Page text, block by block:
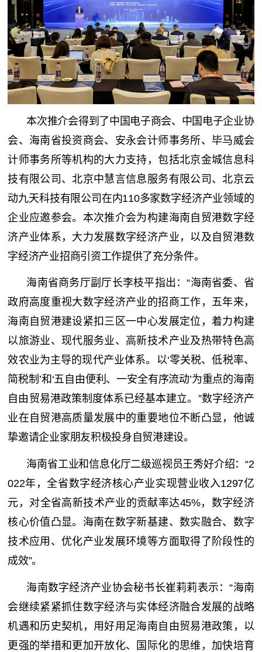
本次推介会得到了中国电子商会、中国电子企业协
会、海南省投资商会、安永会计师事务所、毕马威会
计师事务所等机构的大力支持，包括北京金城信息科
技有限公司、北京中慧言信息服务有限公司、北京云
动九天科技有限公司在内110多家数字经济产业领域的
企业应邀参会。本次推介会为构建海南自贸港数字经
济产业体系，大力发展数字经济产业，以及自贸港数
字经济产业招商引资工作提供了充分条件。
海南省商务厅副厅长李枝平指出：“海南省委、省
政府高度重视大数字经济产业的招商工作，五年来，
海南自贸港建设紧扣三区一中心发展定位，着力构建
以旅游业、现代服务业、高新技术产业及热带特色高
效农业为主导的现代产业体系。以‘零关税、低税率、
简税制’和‘五自由便利、一安全有序流动’为重点的海南
自由贸易港政策制度体系已经基本建立。”数字经济产
业在自贸港高质量发展中的重要地位不断凸显，他诚
挚邀请企业家朋友积极投身自贸港建设。
海南省工业和信息化厅二级巡视员王秀好介绍：“2
022年，全省数字经济核心产业实现营业收入1297亿
元，对全省高新技术产业的贡献率达45%，数字经济
核心价值凸显。海南在数字新基建、数实融合、数字
技术应用、优化产业发展环境等方面取得了阶段性的
成效”。
海南数字经济产业协会秘书长崔莉莉表示：“海南
会继续紧紧抓住数字经济与实体经济融合发展的战略
机遇和历史契机，用好用足海南自由贸易港政策，以
更强的举措和更加开放化、国际化的思维，加快培育